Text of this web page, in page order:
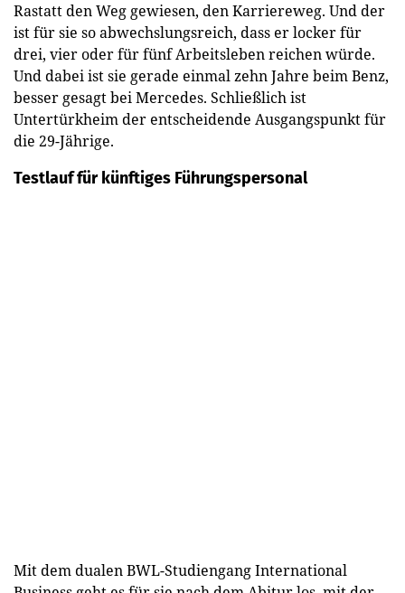
Rastatt den Weg gewiesen, den Karriereweg. Und der
ist für sie so abwechslungsreich, dass er locker für
drei, vier oder für fünf Arbeitsleben reichen würde.
Und dabei ist sie gerade einmal zehn Jahre beim Benz,
besser gesagt bei Mercedes. Schließlich ist
Untertürkheim der entscheidende Ausgangspunkt für
die 29-Jährige.
Testlauf für künftiges Führungspersonal
Mit dem dualen BWL-Studiengang International